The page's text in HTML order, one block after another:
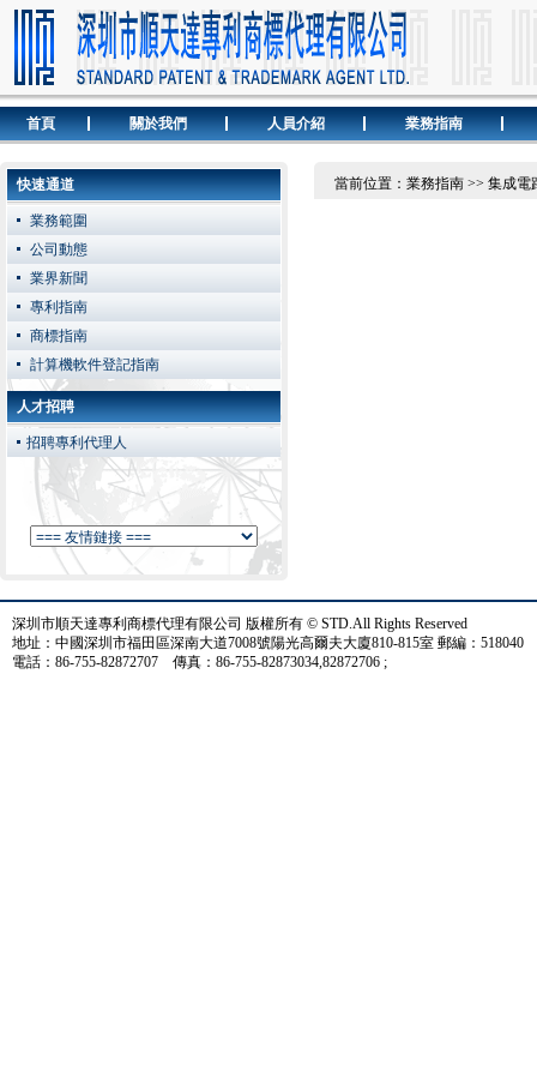
首頁 關於我們 人員介紹 業務指南
快速通道
業務範圍
公司動態
業界新聞
專利指南
商標指南
計算機軟件登記指南
人才招聘
招聘專利代理人
當前位置：業務指南 >> 集成電
深圳市順天達專利商標代理有限公司 版權所有 © STD.All Rights Reserved
地址：中國深圳市福田區深南大道7008號陽光高爾夫大廈810-815室 郵編：518040
電話：86-755-82872707 傳真：86-755-82873034,82872706 ;